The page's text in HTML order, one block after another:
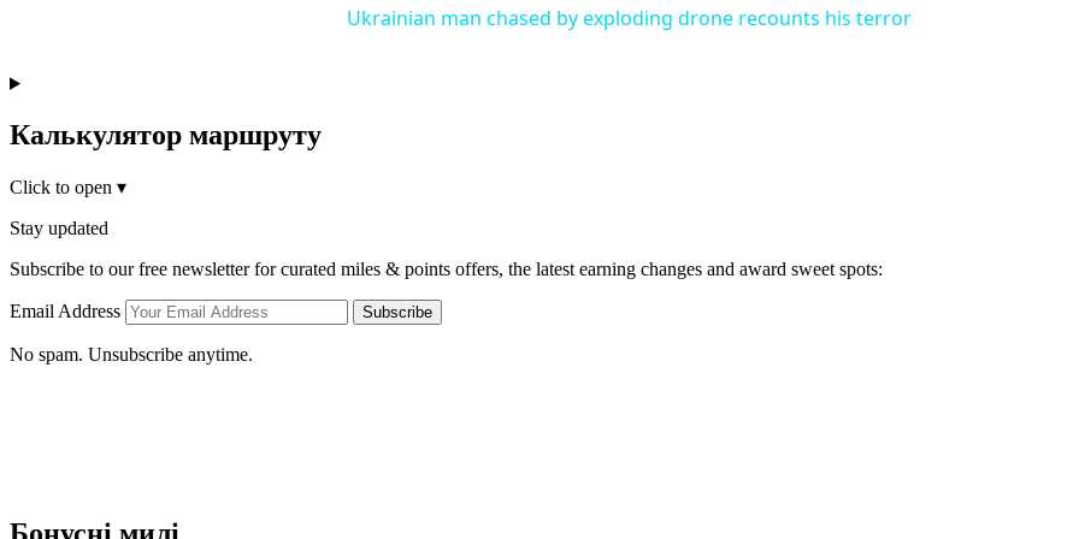
Ukrainian man chased by exploding drone recounts his terror
Калькулятор маршруту
Click to open ▾
Stay updated
Subscribe to our free newsletter for curated miles & points offers, the latest earning changes and award sweet spots:
Email Address Subscribe
No spam. Unsubscribe anytime.
Бонусні милі